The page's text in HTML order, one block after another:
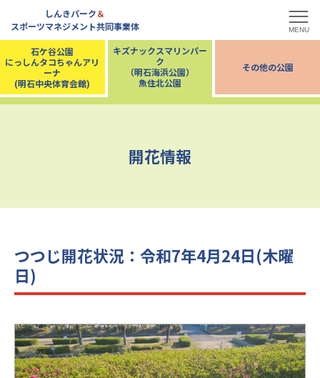
しんきパーク＆
スポーツマネジメント共同事業体
MENU
石ケ谷公園
にっしんタコちゃんアリ
ーナ
(明石中央体育会館)
キズナックスマリンパー
ク
（明石海浜公園）
魚住北公園
その他の公園
開花情報
つつじ開花状況：令和7年4月24日(木曜
日)